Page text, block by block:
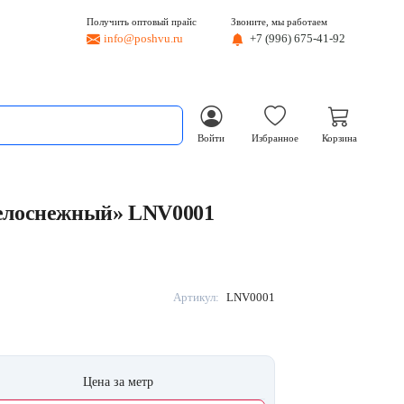
Получить оптовый прайс
info@poshvu.ru
Звоните, мы работаем
+7 (996) 675-41-92
Войти Избранное Корзина
LNV0001
Артикул: LNV0001
Цена за метр